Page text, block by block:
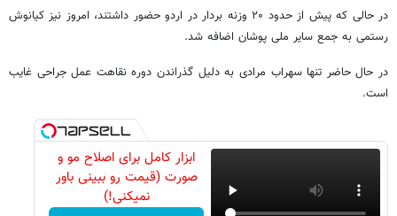
در حالی که پیش از حدود ۲۰ وزنه بردار در اردو حضور داشتند، امروز نیز کیانوش
رستمی به جمع سایر ملی پوشان اضافه شد.
در حال حاضر تنها سهراب مرادی به دلیل گذراندن دوره نقاهت عمل جراحی غایب
است.
ابزار کامل برای اصلاح مو و
صورت (قیمت رو ببینی باور
نمیکنی!)